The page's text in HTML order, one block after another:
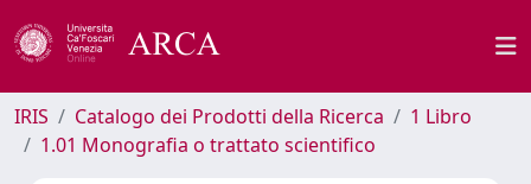
IRIS Catalogo dei Prodotti della Ricerca
1 Libro
1.01 Monografia o trattato scientifico